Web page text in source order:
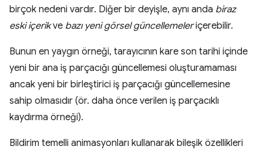
birçok nedeni vardır. Diğer bir deyişle, aynı anda biraz
eski içerikve bazı yeni görsel güncellemeleriçerebilir.
Bunun en yaygın örneği, tarayıcının kare son tarihi içinde
yeni bir ana iş parçacığı güncellemesi oluşturamaması
ancak yeni bir birleştirici iş parçacığı güncellemesine
sahip olmasıdır (ör. daha önce verilen iş parçacıklı
kaydırma örneği).
Bildirim temelli animasyonları kullanarak bileşik özellikleri